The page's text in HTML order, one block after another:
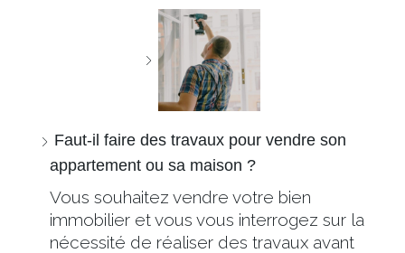
Faut-il faire des travaux pour vendre son
appartement ou sa maison ?
Vous souhaitez vendre votre bien
immobilier et vous vous interrogez sur la
nécessité de réaliser des travaux avant